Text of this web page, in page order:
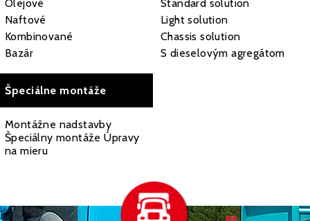
Olejové
Naftové
Kombinované
Bazár
Standard solution
Light solution
Chassis solution
S dieselovým agregátom
Špeciálne montáže
Montážne nadstavby
Špeciálny montáže Úpravy
na mieru